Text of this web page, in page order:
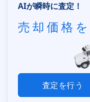
AIが瞬時に査定！
売却価格を
査定を行う